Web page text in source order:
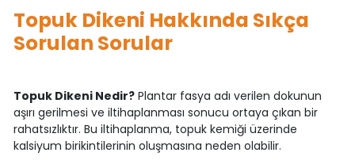
Topuk Dikeni Hakkında Sıkça
Sorulan Sorular
Topuk Dikeni Nedir?Plantar fasya adı verilen dokunun
aşırı gerilmesi ve iltihaplanması sonucu ortaya çıkan bir
rahatsızlıktır. Bu iltihaplanma, topuk kemiği üzerinde
kalsiyum birikintilerinin oluşmasına neden olabilir.